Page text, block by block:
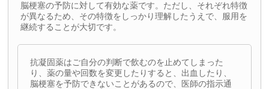
脳梗塞の予防に対して有効な薬です。ただし、それぞれ特徴
が異なるため、その特徴をしっかり理解したうえで、服用を
継続することが大切です。
抗凝固薬はご自分の判断で飲むのを止めてしまった
り、薬の量や回数を変更したりすると、出血したり、
脳梗塞を予防できないことがあるので、医師の指示通